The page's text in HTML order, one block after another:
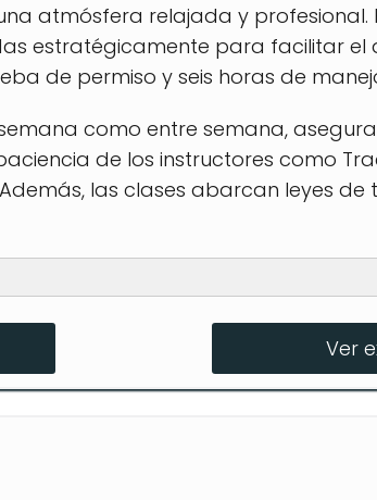
atmósfera relajada y profesional.
estratégicamente para facilitar el
de permiso y seis horas de
como entre semana,
de los instructores como
las clases abarcan leyes
Ver